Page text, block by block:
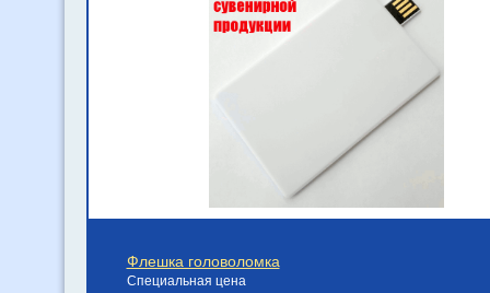
Флешка головоломка
Специальная цена